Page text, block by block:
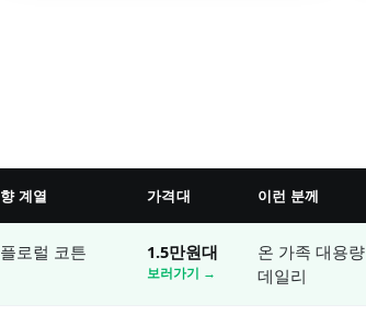
향 계열 가격대 이런 분께
플로럴 코튼 1.5만원대
보러가기 →
온 가족 대용량
데일리